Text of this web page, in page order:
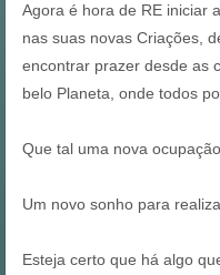
Agora é hora de RE iniciar
nas suas novas Criações,
encontrar prazer desde as
belo Planeta, onde todos
Que tal uma nova
Um novo sonho para
Esteja certo que há algo